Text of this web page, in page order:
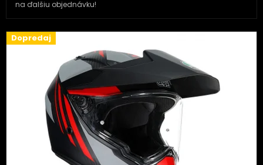
na ďalšiu objednávku!
Dopredaj